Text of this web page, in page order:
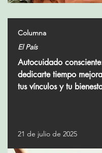
Columna
El País
Autocuidado
dedicarte tiempo
tus vínculos y tu
21 de julio de 2025